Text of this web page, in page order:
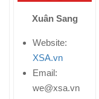
Xuân Sang
Website:
XSA.vn
Email:
we@xsa.vn